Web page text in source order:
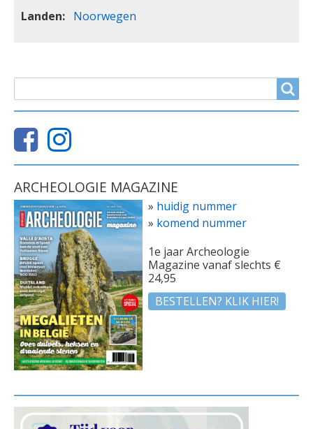
Landen
Noorwegen
ARCHEOLOGIE MAGAZINE
» huidig nummer
» komend nummer
1e jaar Archeologie
Magazine vanaf slechts €
24,95
BESTELLEN? KLIK HIER!